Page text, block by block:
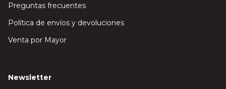
Preguntas frecuentes
Política de envíos y devoluciones
Venta por Mayor
Newsletter